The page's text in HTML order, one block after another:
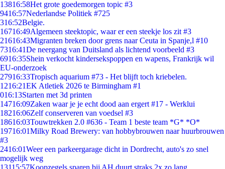
13816:58Het grote goedemorgen topic #3
9416:57Nederlandse Politiek #725
316:52Belgie.
16716:49Algemeen steektopic, waar er een steekje los zit #3
21616:43Migranten breken door grens naar Ceuta in Spanje,l #10
7316:41De neergang van Duitsland als lichtend voorbeeld #3
6916:35Shein verkocht kindersekspoppen en wapens, Frankrijk wil
EU-onderzoek
27916:33Tropisch aquarium #73 - Het blijft toch kriebelen.
1216:21EK Atletiek 2026 te Birmingham #1
016:13Starten met 3d printen
14716:09Zaken waar je je echt dood aan ergert #17 - Werklui
18216:06Zelf conserveren van voedsel #3
18616:03Touwtrekken 2.0 #636 - Team 1 beste team *G* *O*
19716:01Milky Road Brewery: van hobbybrouwen naar huurbrouwen
#3
2416:01Weer een parkeergarage dicht in Dordrecht, auto's zo snel
mogelijk weg
13115:57Koopzegels sparen bij AH duurt straks 2x zo lang